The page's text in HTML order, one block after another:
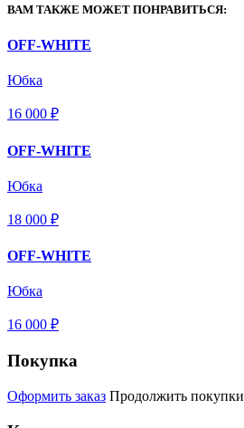
ВАМ ТАКЖЕ МОЖЕТ ПОНРАВИТЬСЯ:
OFF-WHITE
Юбка
16 000 ₽
OFF-WHITE
Юбка
18 000 ₽
OFF-WHITE
Юбка
16 000 ₽
Покупка
Оформить заказ Продолжить покупки